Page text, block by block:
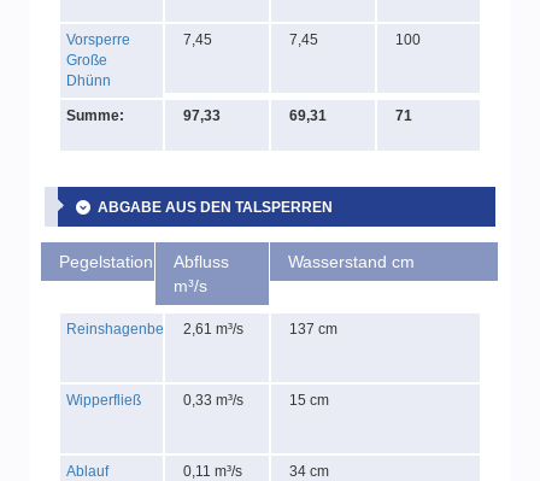
Vorsperre
Große
Dhünn
7,45 7,45 100
Summe: 97,33 69,31 71
ABGABE AUS DEN TALSPERREN
Pegelstation
Abfluss
m³/s
Wasserstand cm
Reinshagenbever2,61 m³/s 137 cm
Wipperfließ 0,33 m³/s 15 cm
Ablauf
0,11 m³/s 34 cm